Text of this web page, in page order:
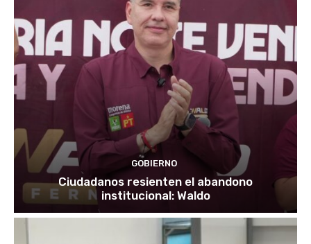
GOBIERNO
Ciudadanos resienten el abandono
institucional: Waldo